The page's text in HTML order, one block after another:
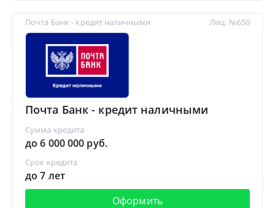
Почта Банк - кредит наличными
Почта Банк - кредит наличными
Сумма кредита
до 6 000 000 руб.
Срок кредита
до 7 лет
Оформить
Лиц. №650